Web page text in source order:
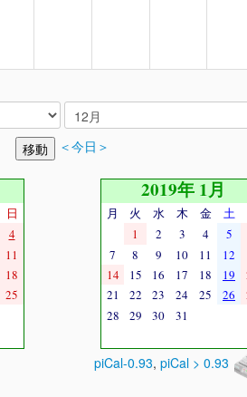
＜今日＞
日
4
11
18
25
2019年 1月
月 火 水 木 金 土
1
2 3 4
5
7
8 9 10 11 12
14
15 16 17 18 19
21
22 23 24 25 26
28
29 30 31
piCal-0.93, piCal > 0.93